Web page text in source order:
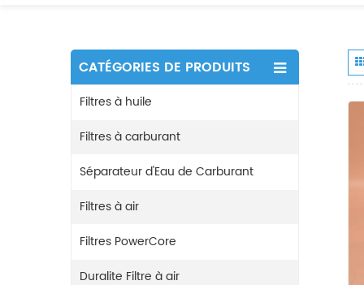
CATÉGORIES DE PRODUITS
Filtres à huile
Filtres à carburant
Séparateur d'Eau de Carburant
Filtres à air
Filtres PowerCore
Duralite Filtre à air